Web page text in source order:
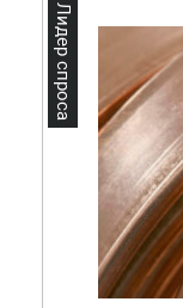
Лидер спроса